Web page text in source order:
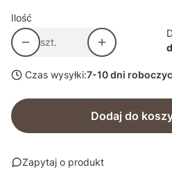
Ilość
szt.
Czas wysyłki:7-10 dni
Dodaj do
Zapytaj o produkt